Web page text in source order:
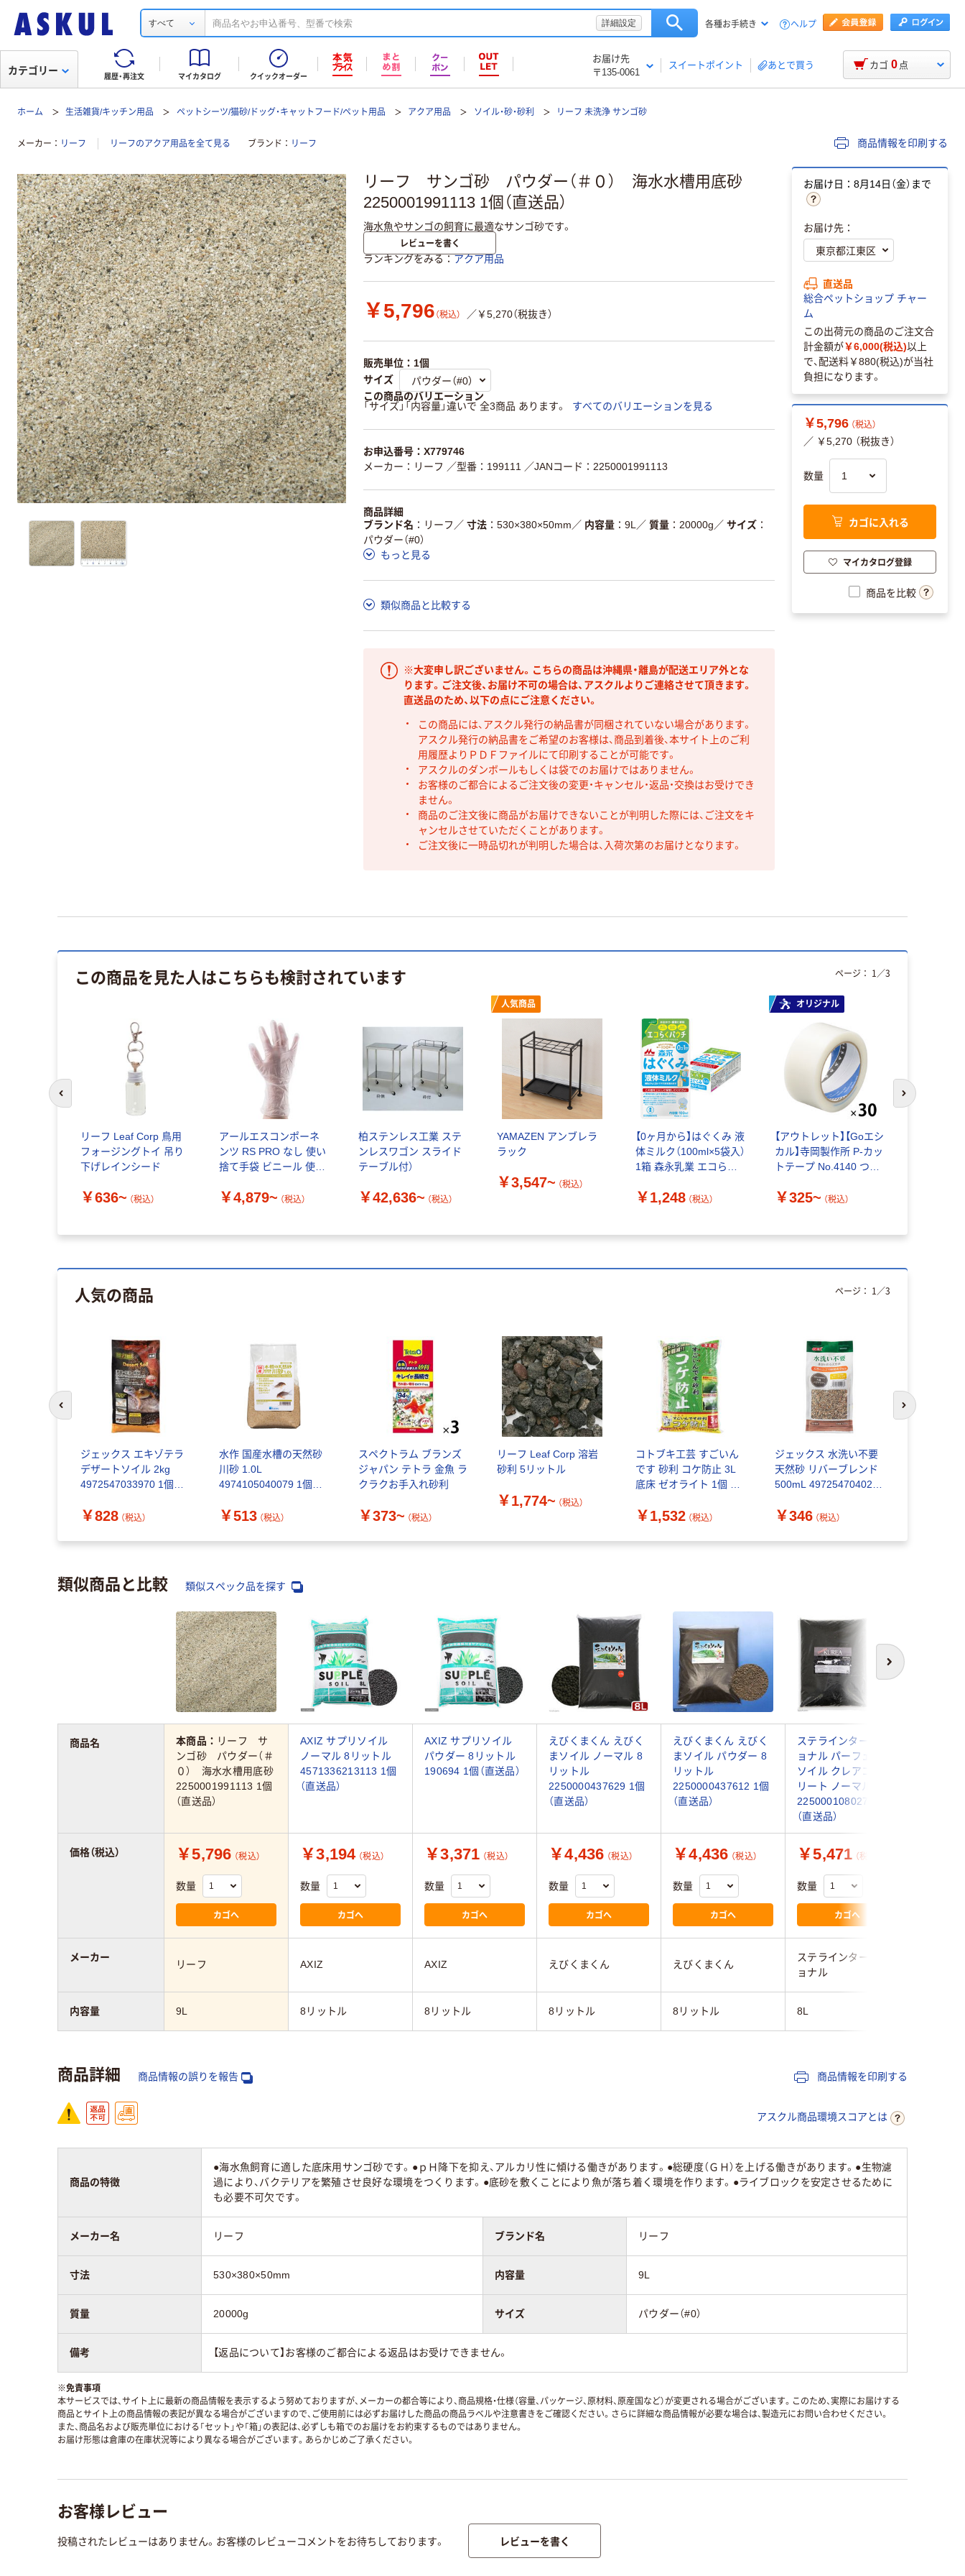
すべて 詳細設定 各種お手続き ヘルプ
履歴・再注文 マイカタログ クイックオーダー
お届け先
〒135-0061
スイートポイント あとで買う
カテゴリー カゴ 0 点
ホーム 生活雑貨/キッチン用品 ペットシーツ/猫砂/ドッグ・キャットフード/ペット用品 アクア用品 ソイル・砂・砂利 リーフ 未洗浄 サンゴ砂
メーカー リーフ リーフのアクア用品を全て見る ブランド リーフ 商品情報を印刷する
リーフ サンゴ砂 パウダー（＃０） 海水水槽用底砂
2250001991113 1個（直送品）
海水魚やサンゴの飼育に最適なサンゴ砂です。
レビューを書く
ランキングをみる アクア用品
￥5,796 （税込） ／￥5,270（税抜き）
販売単位：1個
サイズ
この商品のバリエーション
「サイズ」「内容量」違いで 全3商品 あります。
すべてのバリエーションを見る
お申込番号：X779746
メーカー：リーフ ／型番：199111 ／JANコード：2250001991113
商品詳細
ブランド名
リーフ ／ 寸法 530×380×50mm ／ 内容量 9L ／ 質量 20000g ／ サイズ
パウダー（#0）
もっと見る
類似商品と比較する
※大変申し訳ございません。こちらの商品は沖縄県・離島が配送エリア外とな
ります。ご注文後、お届け不可の場合は、アスクルよりご連絡させて頂きます。
直送品のため、以下の点にご注意ください。
この商品には、アスクル発行の納品書が同梱されていない場合があります。
アスクル発行の納品書をご希望のお客様は、商品到着後、本サイト上のご利
用履歴よりＰＤＦファイルにて印刷することが可能です。
アスクルのダンボールもしくは袋でのお届けではありません。
お客様のご都合によるご注文後の変更・キャンセル・返品・交換はお受けでき
ません。
商品のご注文後に商品がお届けできないことが判明した際には、ご注文をキ
ャンセルさせていただくことがあります。
ご注文後に一時品切れが判明した場合は、入荷次第のお届けとなります。
お届け日：8月14日（金）まで
お届け先：
直送品
総合ペットショップ チャー
ム
この出荷元の商品のご注文合
計金額が￥6,000(税込)以上
で、配送料￥880(税込)が当社
負担になります。
￥5,796 （税込）
／ ￥5,270 （税抜き）
数量
カゴに入れる
マイカタログ登録
商品を比較
この商品を見た人はこちらも検討されています
リーフ Leaf Corp 鳥用
フォージングトイ 吊り
下げレインシード
￥636~ （税込）
アールエスコンポーネ
ンツ RS PRO なし 使い
捨て手袋 ビニール 使い
￥4,879~ （税込）
柏ステンレス工業 ステ
ンレスワゴン スライド
テーブル付）
￥42,636~ （税込）
人気商品
YAMAZEN アンブレラ
ラック
￥3,547~ （税込）
【0ヶ月から】はぐくみ 液
体ミルク（100ml×5袋入）
1箱 森永乳業 エコらく
ーリングストック
￥1,248 （税込）
オリジナル
【アウトレット】【Goエシ
カル】寺岡製作所 P-カッ
トテープ No.4140 つな
￥325~ （税込）
ページ： 1 ／3
前のスライドへ 次のスライド
人気の商品
ジェックス エキゾテラ
デザートソイル 2kg
4972547033970 1個
￥828 （税込）
水作 国産水槽の天然砂
川砂 1.0L
4974105040079 1個
￥513 （税込）
スペクトラム ブランズ
ジャパン テトラ 金魚 ラ
クラクお手入れ砂利
￥373~ （税込）
リーフ Leaf Corp 溶岩
砂利 5リットル
￥1,774~ （税込）
コトブキ工芸 すごいん
です 砂利 コケ防止 3L
底床 ゼオライト 1個 寿
￥1,532 （税込）
ジェックス 水洗い不要
天然砂 リバーブレンド
500mL 4972547040237
￥346 （税込）
ページ： 1 ／3
前のスライドへ 次のスライド
類似商品と比較 類似スペック品を探す
次へ
本商品： リーフ サ
ンゴ砂 パウダー（＃
０） 海水水槽用底砂
2250001991113 1個
（直送品）
AXIZ サプリソイル
ノーマル 8リットル
4571336213113 1個
（直送品）
AXIZ サプリソイル
パウダー 8リットル
190694 1個（直送品）
えびくまくん えびく
まソイル ノーマル 8
リットル
2250000437629 1個
（直送品）
えびくまくん えびく
まソイル パウダー 8
リットル
2250000437612 1個
（直送品）
ステラインターナシ
ョナル パーフェクト
ソイル クレアコンプ
リート ノーマル
2250001080275 1個
（直送品）
￥5,796 （税込）
数量
カゴへ
￥3,194 （税込）
数量
カゴへ
￥3,371 （税込）
数量
カゴへ
￥4,436 （税込）
数量
カゴへ
￥4,436 （税込）
数量
カゴへ
￥5,471 （税込）
数量
カゴへ
リーフ AXIZ AXIZ えびくまくん えびくまくん
ステラインターナシ
ョナル
9L 8リットル 8リットル 8リットル 8リットル 8L
商品名
価格（税込）
メーカー
内容量
商品詳細 商品情報の誤りを報告 商品情報を印刷する
アスクル商品環境スコアとは
商品の特徴
●海水魚飼育に適した底床用サンゴ砂です。●ｐＨ降下を抑え、アルカリ性に傾ける働きがあります。●総硬度（ＧＨ）を上げる働きがあります。●生物濾
過により、バクテリアを繁殖させ良好な環境をつくります。●底砂を敷くことにより魚が落ち着く環境を作ります。●ライブロックを安定させるために
も必要不可欠です。
メーカー名 リーフ ブランド名 リーフ
寸法 530×380×50mm 内容量 9L
質量 20000g サイズ パウダー（#0）
備考 【返品について】お客様のご都合による返品はお受けできません。
※免責事項
本サービスでは、サイト上に最新の商品情報を表示するよう努めておりますが、メーカーの都合等により、商品規格・仕様（容量、パッケージ、原材料、原産国など）が変更される場合がございます。このため、実際にお届けする
商品とサイト上の商品情報の表記が異なる場合がございますので、ご使用前には必ずお届けした商品の商品ラベルや注意書きをご確認ください。さらに詳細な商品情報が必要な場合は、製造元にお問い合わせください。
また、商品名および販売単位における「セット」や「箱」の表記は、必ずしも箱でのお届けをお約束するものではありません。
お届け形態は倉庫の在庫状況等により異なる場合がございます。あらかじめご了承ください。
お客様レビュー
投稿されたレビューはありません。お客様のレビューコメントをお待ちしております。 レビューを書く